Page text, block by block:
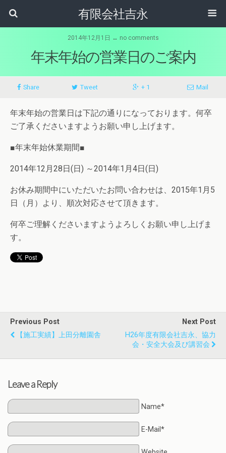
有限会社吉永
2014年12月1日 ↔ no comments
年末年始の営業日のご案内
Share Tweet + 1 Mail
年末年始の営業日は下記の通りになっております。何卒
ご了承くださいますようお願い申し上げます。
■年末年始休業期間■
2014年12月28日(日) ～2014年1月4日(日)
お休み期間中にいただいたお問い合わせは、2015年1月5
日（月）より、順次対応させて頂きます。
何卒ご理解くださいますようよろしくお願い申し上げま
す。
Previous Post
【施工実績】上田分離園舎
Next Post
H26年度有限会社吉永、協力
会・安全大会及び講習会
Leave a Reply
Name*
E-Mail*